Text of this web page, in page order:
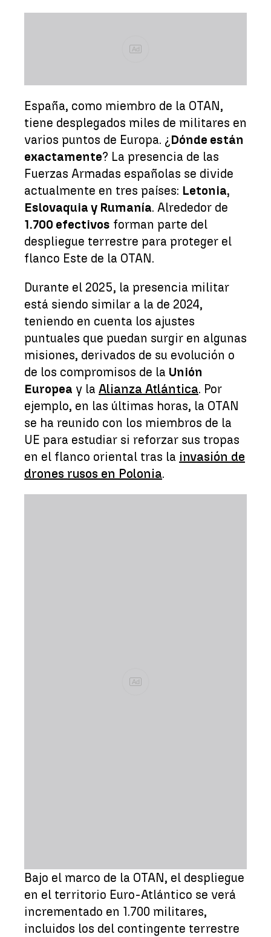
Ad
España, como miembro de la OTAN,
tiene desplegados miles de militares en
varios puntos de Europa. ¿ Dónde están
exactamente? La presencia de las
Fuerzas Armadas españolas se divide
actualmente en tres países: Letonia,
Eslovaquia y Rumanía. Alrededor de
1.700 efectivos forman parte del
despliegue terrestre para proteger el
flanco Este de la OTAN.
Durante el 2025, la presencia militar
está siendo similar a la de 2024,
teniendo en cuenta los ajustes
puntuales que puedan surgir en algunas
misiones, derivados de su evolución o
de los compromisos de la Unión
Europea y la Alianza Atlántica. Por
ejemplo, en las últimas horas, la OTAN
se ha reunido con los miembros de la
UE para estudiar si reforzar sus tropas
en el flanco oriental tras la invasión de
drones rusos en Polonia.
Ad
Bajo el marco de la OTAN, el despliegue
en el territorio Euro-Atlántico se verá
incrementado en 1.700 militares,
incluidos los del contingente terrestre